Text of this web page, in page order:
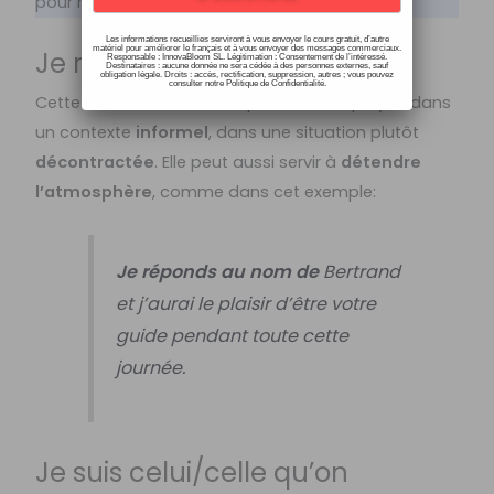
Je réponds au nom de…
Cette formule
peut être employée dans
un contexteinformel, dans une situation plutôt
décontractée. Elle peut aussi servir à détendre
l’atmosphère, comme dans cet exemple:
Je réponds au nom deBertrand
et j’aurai le plaisir d’être votre
guide pendant toute cette
journée.
Je suis celui/celle qu’on
Les informations recueillies serviront à vous envoyer le cours gratuit, d’autre
matériel pour améliorer le français et à vous envoyer des messages commerciaux.
Responsable : InnovaBloom SL. Légitimation : Consentement de l’intéressé.
Destinataires : aucune donnée ne sera cédée à des personnes externes, sauf
obligation légale. Droits : accès, rectification, suppression, autres ; vous pouvez
consulter notre Politique de Confidentialité.